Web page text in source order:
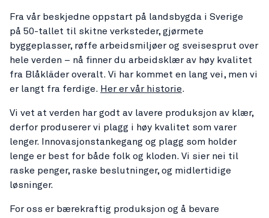
Fra vår beskjedne oppstart på landsbygda i Sverige
på 50-tallet til skitne verksteder, gjørmete
byggeplasser, røffe arbeidsmiljøer og sveisesprut over
hele verden – nå finner du arbeidsklær av høy kvalitet
fra Blåkläder overalt. Vi har kommet en lang vei, men vi
er langt fra ferdige. Her er vår historie.
Vi vet at verden har godt av lavere produksjon av klær,
derfor produserer vi plagg i høy kvalitet som varer
lenger. Innovasjonstankegang og plagg som holder
lenge er best for både folk og kloden. Vi sier nei til
raske penger, raske beslutninger, og midlertidige
løsninger.
For oss er bærekraftig produksjon og å bevare